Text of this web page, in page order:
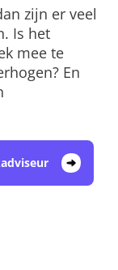
zijn er veel
Is het
mee te
En